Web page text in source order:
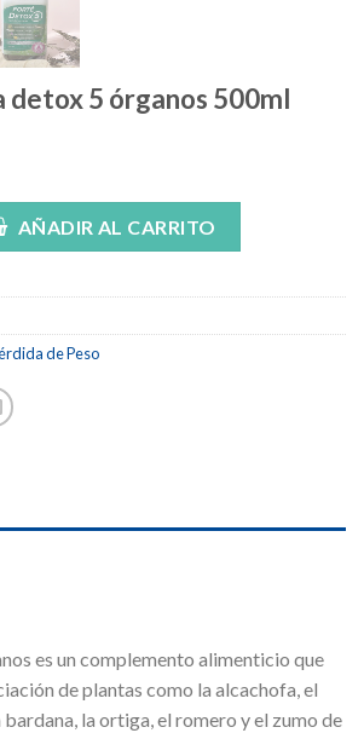
detox 5 órganos 500ml
órganos 500ml cantidad
AÑADIR AL CARRITO
de Peso
es un complemento alimenticio que
de plantas como la alcachofa, el
la ortiga, el romero y el zumo de